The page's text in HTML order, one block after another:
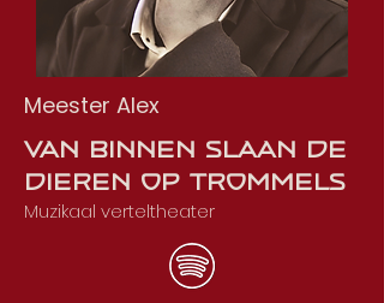
Meester Alex
Van Binnen Slaan De
Dieren Op Trommels
Muzikaal verteltheater